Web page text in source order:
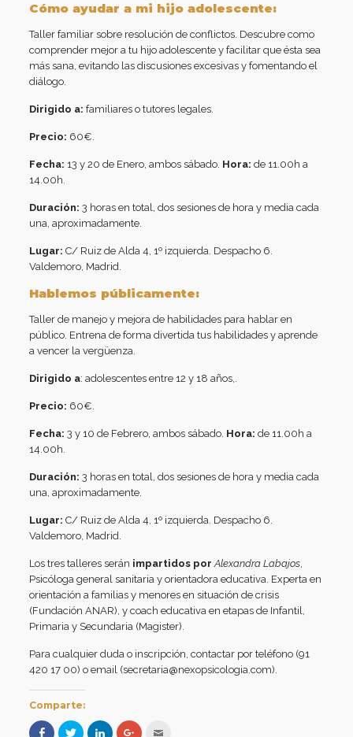
Cómo ayudar a mi hijo adolescente:
Taller familiar sobre resolución de conflictos. Descubre como
comprender mejor a tu hijo adolescente y facilitar que ésta sea
más sana, evitando las discusiones excesivas y fomentando el
diálogo.
Dirigido a: familiares o tutores legales.
Precio: 60€.
Fecha: 13 y 20 de Enero, ambos sábado. Hora: de 11.00h a
14.00h.
Duración: 3 horas en total, dos sesiones de hora y media cada
una, aproximadamente.
Lugar: C/ Ruiz de Alda 4, 1º izquierda. Despacho 6.
Valdemoro, Madrid.
Hablemos públicamente:
Taller de manejo y mejora de habilidades para hablar en
público. Entrena de forma divertida tus habilidades y aprende
a vencer la vergüenza.
Dirigido a: adolescentes entre 12 y 18 años,.
Precio: 60€.
Fecha: 3 y 10 de Febrero, ambos sábado. Hora: de 11.00h a
14.00h.
Duración: 3 horas en total, dos sesiones de hora y media cada
una, aproximadamente.
Lugar: C/ Ruiz de Alda 4, 1º izquierda. Despacho 6.
Valdemoro, Madrid.
Los tres talleres serán impartidos por Alexandra Labajos,
Psicóloga general sanitaria y orientadora educativa. Experta en
orientación a familias y menores en situación de crisis
(Fundación ANAR), y coach educativa en etapas de Infantil,
Primaria y Secundaria (Magister).
Para cualquier duda o inscripción, contactar por teléfono (91
420 17 00) o email (secretaria@nexopsicologia.com).
Comparte:
Haz Haz Haz Haz